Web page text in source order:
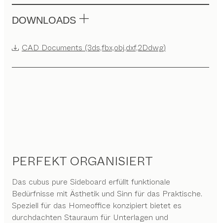
DOWNLOADS
CAD Documents (3ds,fbx,obj,dxf,2Ddwg)
PERFEKT ORGANISIERT
Das cubus pure Sideboard erfüllt funktionale
Bedürfnisse mit Ästhetik und Sinn für das Praktische.
Speziell für das Homeoffice konzipiert bietet es
durchdachten Stauraum für Unterlagen und